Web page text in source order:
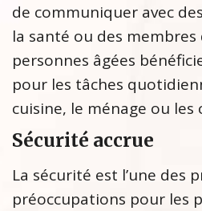
de communiquer avec
la santé ou des membres
personnes âgées
pour les tâches
cuisine, le ménage ou les
Sécurité accrue
La sécurité est l’une des
préoccupations pour les